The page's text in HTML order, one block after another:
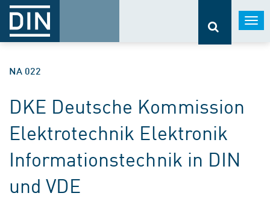
NA 022
DKE Deutsche Kommission
Elektrotechnik Elektronik
Informationstechnik in DIN
und VDE